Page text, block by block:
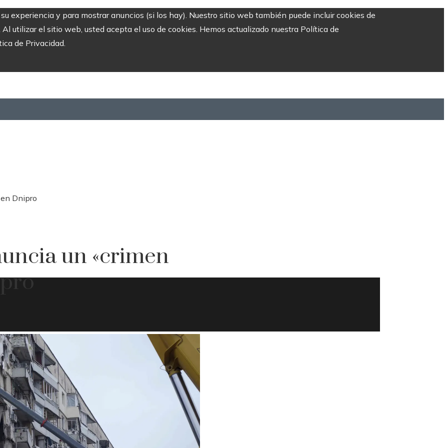
experiencia y para mostrar anuncios (si los hay). Nuestro sitio web también puede incluir cookies de
utilizar el sitio web, usted acepta el uso de cookies. Hemos actualizado nuestra Política de
de Privacidad.
Dnipro
un «crimen